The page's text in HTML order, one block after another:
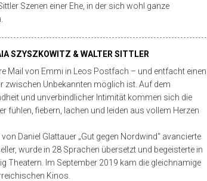
search
Szenen einer Ehe, in der sich wohl ganze
SZYSZKOWITZ & WALTER SITTLER
Mail von Emmi in Leos Postfach – und entfacht einen
zwischen Unbekannten möglich ist. Auf dem
und unverbindlicher Intimität kommen sich die
fühlen, fiebern, lachen und leiden aus vollem Herzen
Daniel Glattauer „Gut gegen Nordwind“ avancierte
wurde in 28 Sprachen übersetzt und begeisterte in
Theatern. Im September 2019 kam die gleichnamige
Kinos.